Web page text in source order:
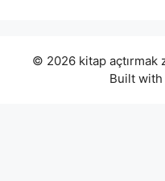
© 2026 kitap açtırmak
Built with